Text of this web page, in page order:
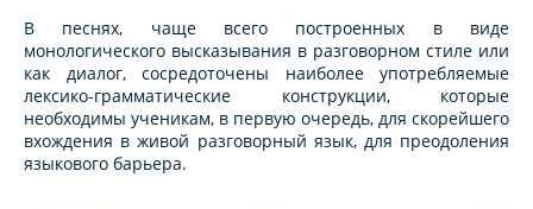
В песнях, чаще всего построенных в виде
монологического высказывания в разговорном стиле или
как диалог, сосредоточены наиболее употребляемые
лексико-грамматические конструкции, которые
необходимы ученикам, в первую очередь, для скорейшего
вхождения в живой разговорный язык, для преодоления
языкового барьера.